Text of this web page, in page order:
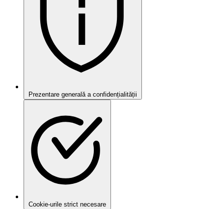
Prezentare generală a confidențialității
Cookie-urile strict necesare